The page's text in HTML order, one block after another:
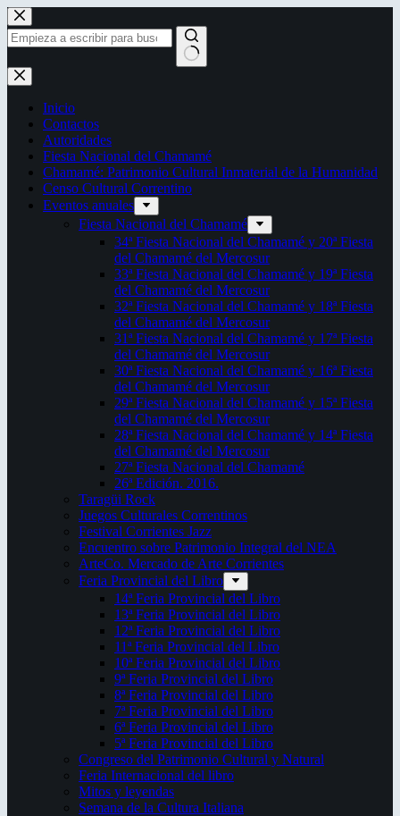
Saltar
al
contenido
Sin
resultados
Inicio
Contactos
Autoridades
Fiesta Nacional del Chamamé
Chamamé: Patrimonio Cultural Inmaterial de la Humanidad
Censo Cultural Correntino
Eventos anuales
Fiesta Nacional del Chamamé
34ª Fiesta Nacional del Chamamé y 20ª Fiesta
del Chamamé del Mercosur
33ª Fiesta Nacional del Chamamé y 19ª Fiesta
del Chamamé del Mercosur
32ª Fiesta Nacional del Chamamé y 18ª Fiesta
del Chamamé del Mercosur
31ª Fiesta Nacional del Chamamé y 17ª Fiesta
del Chamamé del Mercosur
30ª Fiesta Nacional del Chamamé y 16ª Fiesta
del Chamamé del Mercosur
29ª Fiesta Nacional del Chamamé y 15ª Fiesta
del Chamamé del Mercosur
28ª Fiesta Nacional del Chamamé y 14ª Fiesta
del Chamamé del Mercosur
27ª Fiesta Nacional del Chamamé
26ª Edición. 2016.
Taragüi Rock
Juegos Culturales Correntinos
Festival Corrientes Jazz
Encuentro sobre Patrimonio Integral del NEA
ArteCo. Mercado de Arte Corrientes
Feria Provincial del Libro
14ª Feria Provincial del Libro
13ª Feria Provincial del Libro
12ª Feria Provincial del Libro
11ª Feria Provincial del Libro
10ª Feria Provincial del Libro
9ª Feria Provincial del Libro
8ª Feria Provincial del Libro
7ª Feria Provincial del Libro
6ª Feria Provincial del Libro
5ª Feria Provincial del Libro
Congreso del Patrimonio Cultural y Natural
Feria Internacional del libro
Mitos y leyendas
Semana de la Cultura Italiana